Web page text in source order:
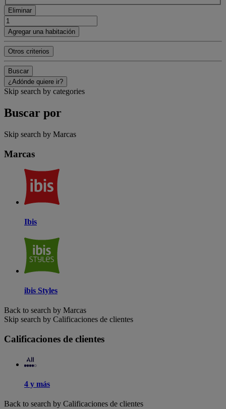
Eliminar
Agregar una habitación
Otros criterios
Buscar
¿Adónde quiere ir?
Skip search by categories
Buscar por
Skip search by Marcas
Marcas
Ibis
ibis Styles
Back to search by Marcas
Skip search by Calificaciones de clientes
Calificaciones de clientes
4 y más
Back to search by Calificaciones de clientes